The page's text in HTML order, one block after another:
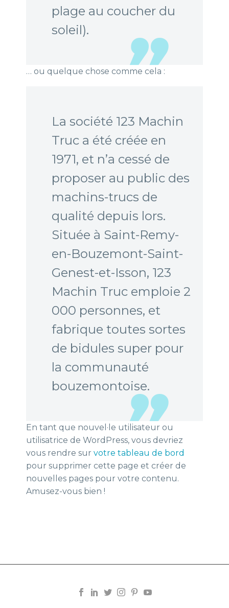
plage au coucher du
soleil).
… ou quelque chose comme cela :
La société 123 Machin
Truc a été créée en
1971, et n’a cessé de
proposer au public des
machins-trucs de
qualité depuis lors.
Située à Saint-Remy-
en-Bouzemont-Saint-
Genest-et-Isson, 123
Machin Truc emploie 2
000 personnes, et
fabrique toutes sortes
de bidules super pour
la communauté
bouzemontoise.
En tant que nouvel·le utilisateur ou
utilisatrice de WordPress, vous devriez
vous rendre sur votre tableau de bord
pour supprimer cette page et créer de
nouvelles pages pour votre contenu.
Amusez-vous bien !